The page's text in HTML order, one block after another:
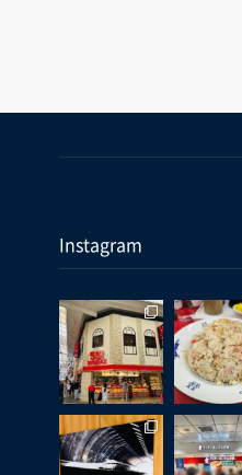
Instagram